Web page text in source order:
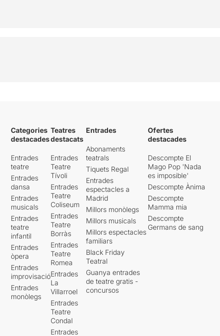
Categories
destacades
Entrades
teatre
Entrades
dansa
Entrades
musicals
Entrades
teatre
infantil
Entrades
òpera
Entrades
improvisació
Entrades
monòlegs
Teatres
destacats
Entrades
Teatre
Tívoli
Entrades
Teatre
Coliseum
Entrades
Teatre
Borràs
Entrades
Teatre
Romea
Entrades
La
Villarroel
Entrades
Teatre
Condal
Entrades
Entrades
Abonaments
teatrals
Tiquets Regal
Entrades
espectacles a
Madrid
Millors monòlegs
Millors musicals
Millors espectacles
familiars
Black Friday
Teatral
Guanya entrades
de teatre gratis -
concursos
Ofertes
destacades
Descompte El
Mago Pop 'Nada
es imposible'
Descompte Ànima
Descompte
Mamma mia
Descompte
Germans de sang